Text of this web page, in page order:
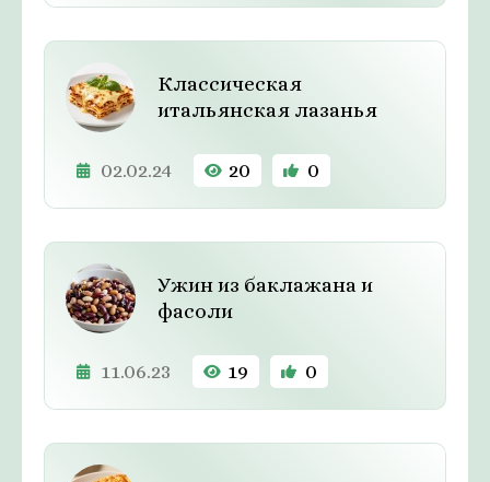
Классическая
итальянская лазанья
02.02.24 20 0
Ужин из баклажана и
фасоли
11.06.23 19 0